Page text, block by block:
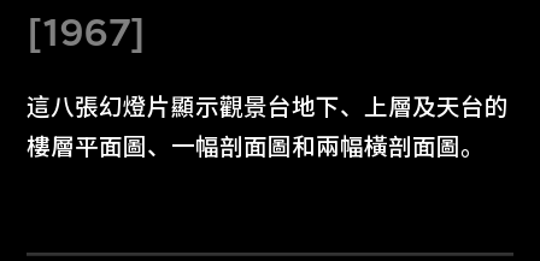
[1967]
這八張幻燈片顯示觀景台地下、上層及天台的
樓層平面圖、一幅剖面圖和兩幅橫剖面圖。